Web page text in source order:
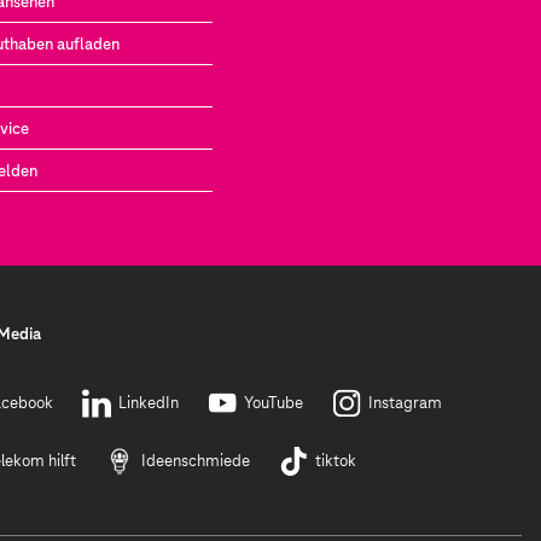
aufladen
LinkedIn YouTube Instagram
hilft Ideenschmiede tiktok